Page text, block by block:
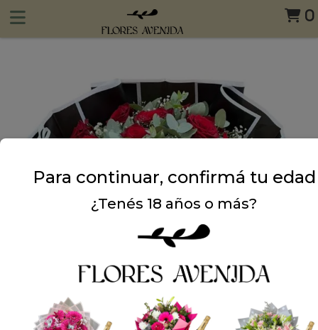
0
Para continuar, confirmá tu edad
¿Tenés 18 años o más?